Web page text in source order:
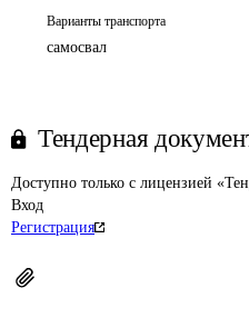
Варианты транспорта
самосвал
Тендерная
Доступно только с лицензией
Вход
Регистрация